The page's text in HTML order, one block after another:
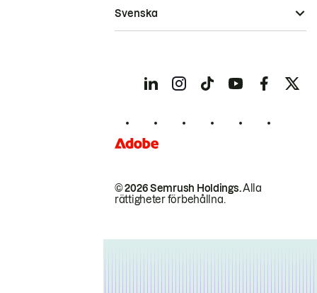
© 2026 Semrush Holdings.Alla
rättigheter förbehållna.
Svenska